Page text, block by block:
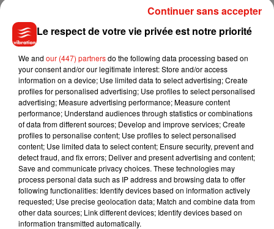
qui s’amusent et font ce qu’ils font le mieux :de la musique
».
que
Sia, Labrinth et Diplo
sont devenus très
proches.Ensemble, ils ont alors passé beaucoup de temps à
faire dans la musiqueentre
New
York City et Los Angeles. Selon les informations de nos
confrères britanniques, la première chanson du
groupe
LSD
devrait même sortir dans les prochaines
semaines…
D’ici là, on retrouve à
nouveau Sia Kate Isobelle Furler, de son nom complet, aux
côtés de David Guetta sur le méga tubeFlames.
Le respect de votre vie privée est notre priorité
We and our (447) partnersdo the following data processing based on
your consent and/or our legitimate interest: Store and/or access
information on a device; Use limited data to select advertising; Create
profiles for personalised advertising; Use profiles to select personalised
advertising; Measure advertising performance; Measure content
performance; Understand audiences through statistics or combinations
of data from different sources; Develop and improve services; Create
profiles to personalise content; Use profiles to select personalised
content; Use limited data to select content; Ensure security, prevent and
detect fraud, and fix errors; Deliver and present advertising and content;
Save and communicate privacy choices. These technologies may
process personal data such as IP address and browsing data to offer
following functionalities: Identify devices based on information actively
requested; Use precise geolocation data; Match and combine data from
other data sources; Link different devices; Identify devices based on
information transmitted automatically.
Continuer sans accepter